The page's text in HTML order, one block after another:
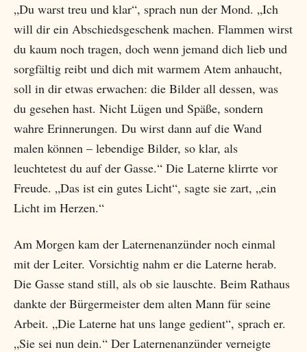
„Du warst treu und klar“, sprach nun der Mond. „Ich
will dir ein Abschiedsgeschenk machen. Flammen wirst
du kaum noch tragen, doch wenn jemand dich lieb und
sorgfältig reibt und dich mit warmem Atem anhaucht,
soll in dir etwas erwachen: die Bilder all dessen, was
du gesehen hast. Nicht Lügen und Späße, sondern
wahre Erinnerungen. Du wirst dann auf die Wand
malen können – lebendige Bilder, so klar, als
leuchtetest du auf der Gasse.“ Die Laterne klirrte vor
Freude. „Das ist ein gutes Licht“, sagte sie zart, „ein
Licht im Herzen.“
Am Morgen kam der Laternenanzünder noch einmal
mit der Leiter. Vorsichtig nahm er die Laterne herab.
Die Gasse stand still, als ob sie lauschte. Beim Rathaus
dankte der Bürgermeister dem alten Mann für seine
Arbeit. „Die Laterne hat uns lange gedient“, sprach er.
„Sie sei nun dein.“ Der Laternenanzünder verneigte